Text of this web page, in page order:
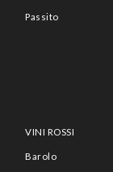
Passito
VINI ROSSI
Barolo